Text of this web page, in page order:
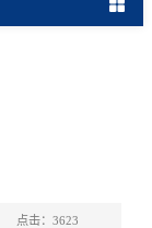
点击： 3623